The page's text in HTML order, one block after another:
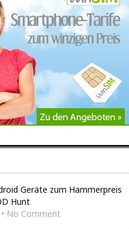
Geräte zum Hammerpreis
Hunt
• No Comment